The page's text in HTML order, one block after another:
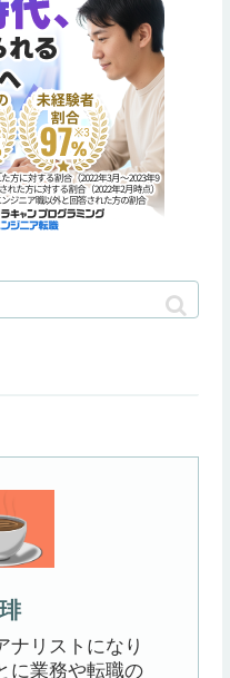
ナリストになり
に業務や転職の